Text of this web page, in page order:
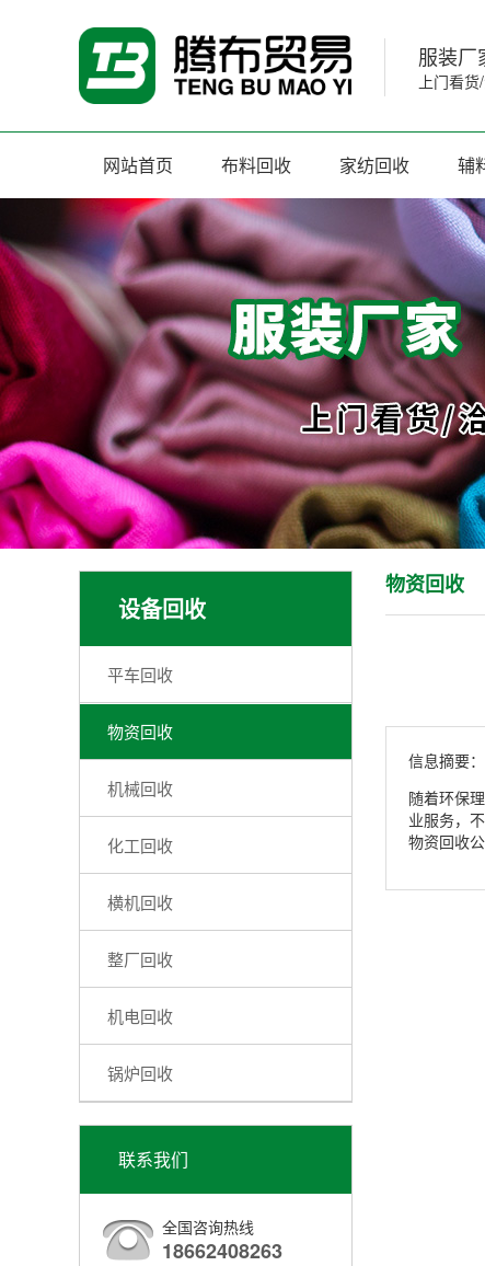
服装厂
上门看
网站首页 布料回收 家纺回收 辅
设备回收
平车回收
物资回收
机械回收
化工回收
横机回收
整厂回收
机电回收
锅炉回收
联系我们
全国咨询热线
18662408263
物资回收
信息摘要：
随着环保
业服务，
物资回收